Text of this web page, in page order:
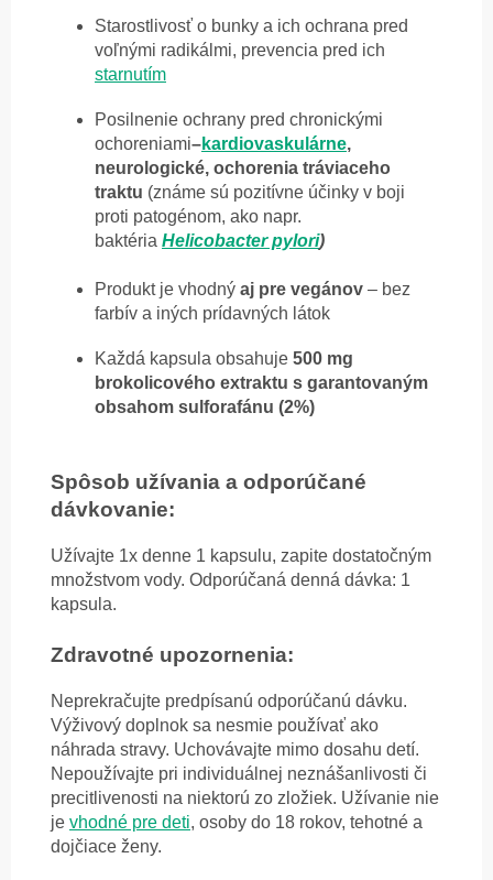
Starostlivosť o bunky a ich ochrana pred
voľnými radikálmi, prevencia pred ich
starnutím
Posilnenie ochrany pred chronickými
ochoreniami–kardiovaskulárne,
neurologické, ochorenia tráviaceho
traktu (známe sú pozitívne účinky v boji
proti patogénom, ako napr.
baktéria Helicobacter pylori)
Produkt je vhodný aj pre vegánov – bez
farbív a iných prídavných látok
Každá kapsula obsahuje 500 mg
brokolicového extraktu s garantovaným
obsahom sulforafánu (2%)
Spôsob užívania a odporúčané
dávkovanie:
Užívajte 1x denne 1 kapsulu, zapite dostatočným
množstvom vody. Odporúčaná denná dávka: 1
kapsula.
Zdravotné upozornenia:
Neprekračujte predpísanú odporúčanú dávku.
Výživový doplnok sa nesmie používať ako
náhrada stravy. Uchovávajte mimo dosahu detí.
Nepoužívajte pri individuálnej neznášanlivosti či
precitlivenosti na niektorú zo zložiek. Užívanie nie
je vhodné pre deti, osoby do 18 rokov, tehotné a
dojčiace ženy.